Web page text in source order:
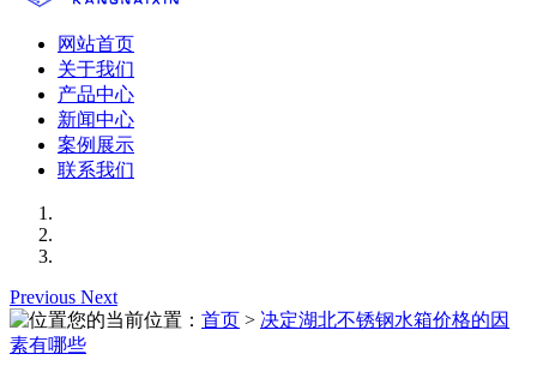
网站首页
关于我们
产品中心
新闻中心
案例展示
联系我们
Previous Next
您的当前位置： 首页 > 决定湖北不锈钢水箱价格的因
素有哪些